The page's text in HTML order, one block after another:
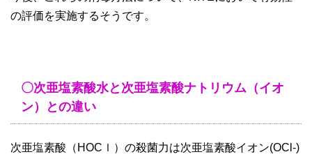
の評価を実施するそうです。
〇次亜塩素酸水と次亜塩素酸ナトリウム（イオ
ン）との違い
次亜塩素酸（HOCｌ）の殺菌力は次亜塩素酸イオン(OCl-)